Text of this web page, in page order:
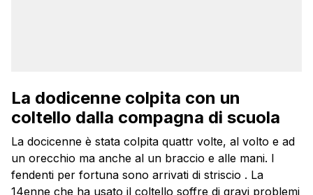
La dodicenne colpita con un
coltello dalla compagna di scuola
La docicenne è stata colpita quattr volte, al volto e ad
un orecchio ma anche al un braccio e alle mani. I
fendenti per fortuna sono arrivati di striscio . La
14enne che ha usato il coltello soffre di gravi problemi